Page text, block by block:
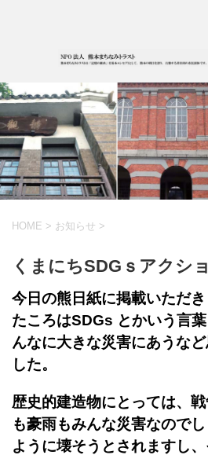
HOME > お知らせ >
くまにちSDGｓアクシ
今日の熊日紙に掲載いただ
たころはSDGs とかいう言
んなに大きな災害にあうな
した。
歴史的建造物にとっては、
も豪雨もみんな災害なので
ように壊そうとされますし